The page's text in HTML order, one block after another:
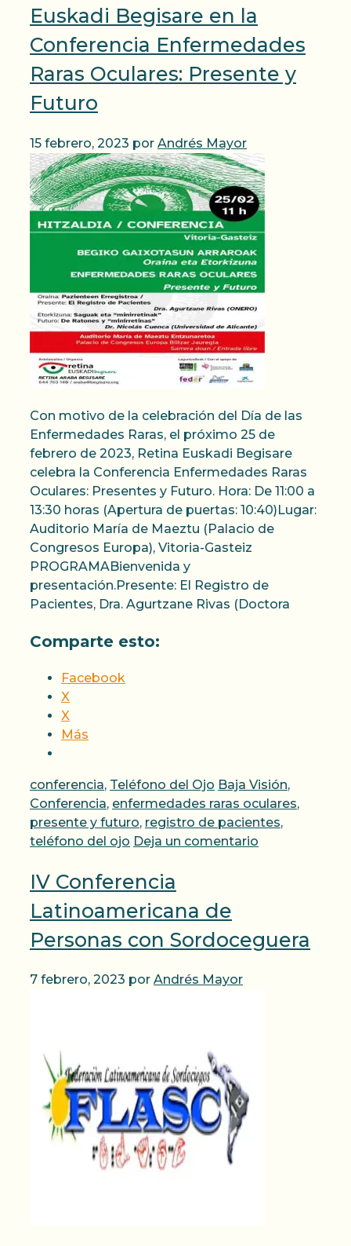
Euskadi Begisare en la
Conferencia Enfermedades
Raras Oculares: Presente y
Futuro
15 febrero, 2023 por Andrés Mayor
Con motivo de la celebración del Día de las
Enfermedades Raras, el próximo 25 de
febrero de 2023, Retina Euskadi Begisare
celebra la Conferencia Enfermedades Raras
Oculares: Presentes y Futuro. Hora: De 11:00 a
13:30 horas (Apertura de puertas: 10:40)Lugar:
Auditorio María de Maeztu (Palacio de
Congresos Europa), Vitoria-Gasteiz
PROGRAMABienvenida y
presentación.Presente: El Registro de
Pacientes, Dra. Agurtzane Rivas (Doctora
Comparte esto:
Facebook
X
X
Más
Categorías
conferencia, Teléfono del Ojo Etiquetas
Baja Visión,
Conferencia, enfermedades raras oculares,
presente y futuro, registro de pacientes,
teléfono del ojo Deja un comentario
IV Conferencia
Latinoamericana de
Personas con Sordoceguera
7 febrero, 2023 por Andrés Mayor